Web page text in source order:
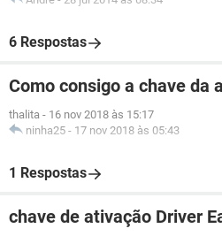
6 Respostas
Como consigo a chave da
thalita - 16 nov 2018 às 15:17
ninha25 - 17 nov 2018 às 05:43
1 Respostas
chave de ativação Driver